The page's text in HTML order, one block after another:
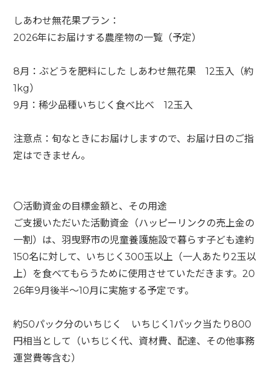
しあわせ無花果プラン：
2026年にお届けする農産物の一覧（予定）
8月：ぶどうを肥料にした しあわせ無花果 12玉入（約
1kg）
9月：稀少品種いちじく食べ比べ 12玉入
注意点：旬なときにお届けしますので、お届け日のご指
定はできません。
〇活動資金の目標金額と、その用途
ご支援いただいた活動資金（ハッピーリンクの売上金の
一割）は、羽曳野市の児童養護施設で暮らす子ども達約
150名に対して、いちじく300玉以上（一人あたり2玉以
上）を食べてもらうために使用させていただきます。20
26年9月後半～10月に実施する予定です。
約50パック分のいちじく いちじく1パック当たり800
円相当として（いちじく代、資材費、配達、その他事務
運営費等含む）